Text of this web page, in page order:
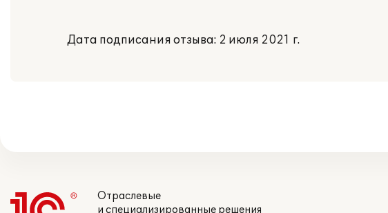
Дата подписания отзыва: 2 июля 2021 г.
Отраслевые
и специализированные решения